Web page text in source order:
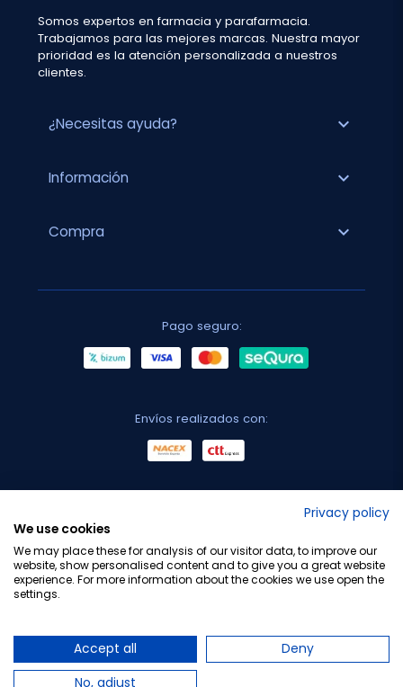
Somos expertos en farmacia y parafarmacia.
Trabajamos para las mejores marcas. Nuestra mayor
prioridad es la atención personalizada a nuestros
clientes.
¿Necesitas ayuda? expand_more
Información expand_more
Compra expand_more
Pago seguro:
Envíos realizados con:
Privacy policy
We use cookies
We may place these for analysis of our visitor data, to improve our
website, show personalised content and to give you a great website
experience. For more information about the cookies we use open the
settings.
Accept all
Deny
No, adjust